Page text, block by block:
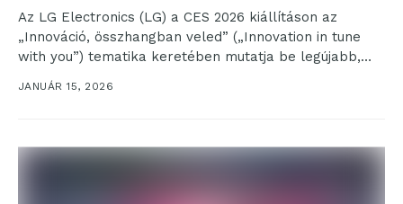
Az LG Electronics (LG) a CES 2026 kiállításon az
„Innováció, összhangban veled” („Innovation in tune
with you”) tematika keretében mutatja be legújabb,
mesterséges...
JANUÁR 15, 2026